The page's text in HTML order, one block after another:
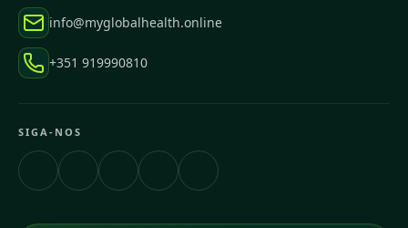
info@myglobalhealth.online
+351 919990810
SIGA-NOS